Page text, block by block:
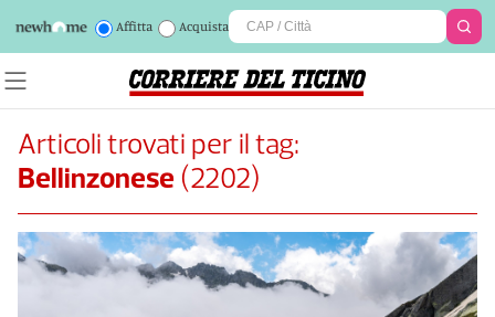
Affitta Acquista
Articoli trovati per il tag:
Bellinzonese (2202)